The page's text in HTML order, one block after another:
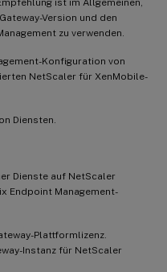
Version und den
zu verwenden.
Konfiguration von
NetScaler für XenMobile-
Diensten.
Dienste auf NetScaler
Endpoint Management-
Plattformlizenz.
Instanz für NetScaler